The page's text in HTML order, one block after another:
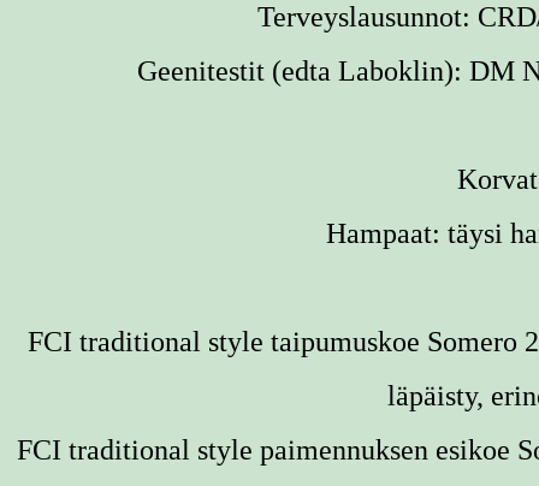
Terveyslausunnot:
Geenitestit (edta Laboklin): DM
Hampaat: täysi
FCI traditional style taipumuskoe Somero
läpäisty,
FCI traditional style paimennuksen esikoe